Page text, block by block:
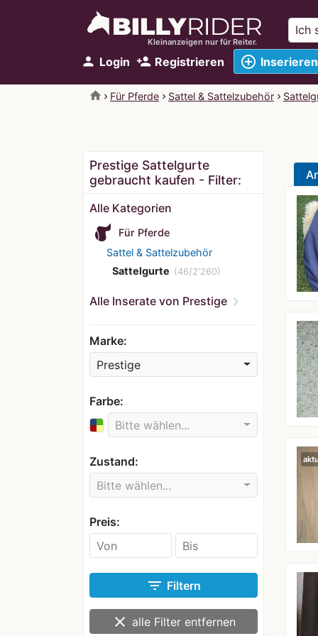
Kleinanzeigen nur für Reiter.
person Login person_add Registrieren add_circle_outline Inserieren
home Für Pferde Sattel & Sattelzubehör
Prestige Sattelgurte
gebraucht kaufen - Filter:
Alle Kategorien
Für Pferde
Sattel & Sattelzubehör
Sattelgurte (46/2'260)
Alle Inserate von Prestige chevron_right
Marke:
Prestige
Farbe:
Bitte wählen...
Zustand:
Bitte wählen...
Preis:
filter_list Filtern
clear alle Filter entfernen